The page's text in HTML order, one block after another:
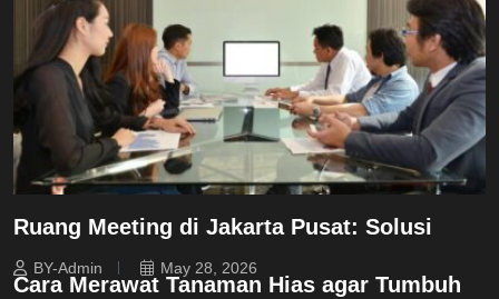
Ruang Meeting di Jakarta Pusat: Solusi
BY-Admin May 28, 2026
Cara Merawat Tanaman Hias agar Tumbuh